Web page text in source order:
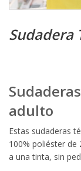
Sudadera
adulto
Estas sudaderas
100% poliéster
a una tinta, sin